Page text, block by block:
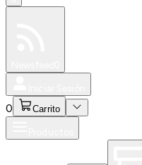
0 Carrito